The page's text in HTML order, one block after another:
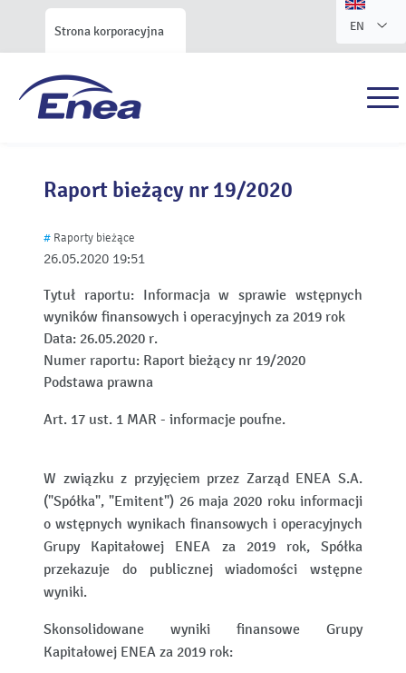
Strona korporacyjna EN
Raport bieżący nr 19/2020
26.05.2020 19:51
# Raporty bieżące
Tytuł raportu: Informacja w sprawie wstępnych
wyników finansowych i operacyjnych za 2019 rok
Data: 26.05.2020 r.
Numer raportu: Raport bieżący nr 19/2020
Podstawa prawna
Art. 17 ust. 1 MAR - informacje poufne.
W związku z przyjęciem przez Zarząd ENEA S.A.
("Spółka", "Emitent") 26 maja 2020 roku informacji
o wstępnych wynikach finansowych i operacyjnych
Grupy Kapitałowej ENEA za 2019 rok, Spółka
przekazuje do publicznej wiadomości wstępne
wyniki.
Skonsolidowane wyniki finansowe Grupy
Kapitałowej ENEA za 2019 rok: